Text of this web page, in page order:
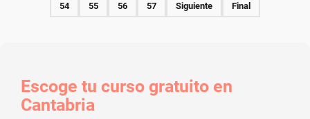
54 55 56 57 Siguiente Final
Escoge tu curso gratuito en
Cantabria